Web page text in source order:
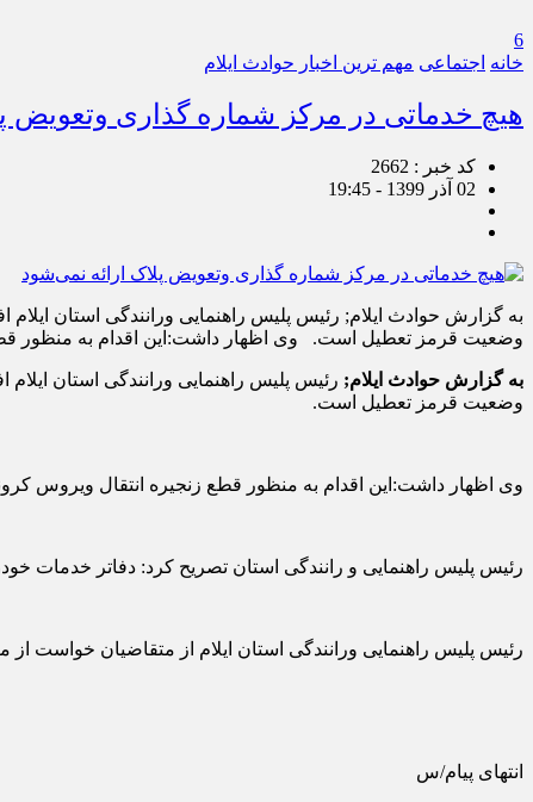
6
خانه اجتماعی مهم ترین اخبار حوادث ایلام
هیچ خدماتی در مرکز شماره گذاری وتعویض
کد خبر : 2662
02 آذر 1399 - 19:45
به گزارش حوادث ایلام; رئیس پلیس راهنمایی ورانندگی استان
وضعیت قرمز تعطیل است. وی اظهار داشت:این اقدام به منظور
به گزارش حوادث ایلام; رئیس پلیس راهنمایی ورانندگی استان
وضعیت قرمز تعطیل است.
وی اظهار داشت:این اقدام به منظور قطع زنجیره انتقال ویروس
رئیس پلیس راهنمایی و رانندگی استان تصریح کرد: دفاتر خدمات
رئیس پلیس راهنمایی ورانندگی استان ایلام از متقاضیان خواست
انتهای پیام/س